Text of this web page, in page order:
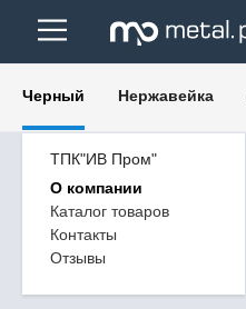
Черный Нержавейка
ТПК"ИВ Пром"
О компании
Каталог товаров
Контакты
Отзывы